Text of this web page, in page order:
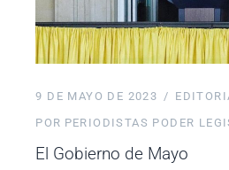
9 DE MAYO DE 2023
POR PERIODISTAS PODER
El Gobierno de Mayo